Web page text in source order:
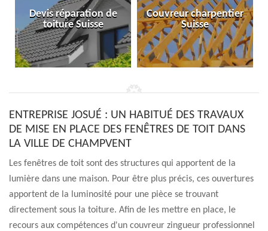
Devis réparation de
toiture Suisse
Couvreur charpentier
Suisse
ENTREPRISE JOSUÉ : UN HABITUÉ DES TRAVAUX
DE MISE EN PLACE DES FENÊTRES DE TOIT DANS
LA VILLE DE CHAMPVENT
Les fenêtres de toit sont des structures qui apportent de la
lumière dans une maison. Pour être plus précis, ces ouvertures
apportent de la luminosité pour une pièce se trouvant
directement sous la toiture. Afin de les mettre en place, le
recours aux compétences d'un couvreur zingueur professionnel